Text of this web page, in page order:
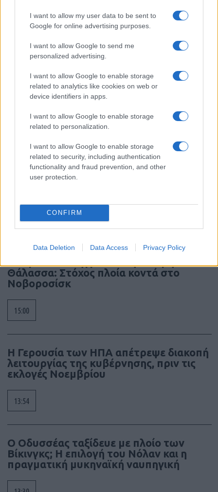
I want to allow my user data to be sent to
Google for online advertising purposes.
I want to allow Google to send me
personalized advertising.
I want to allow Google to enable storage
related to analytics like cookies on web or
device identifiers in apps.
I want to allow Google to enable storage
related to personalization.
I want to allow Google to enable storage
related to security, including authentication
functionality and fraud prevention, and other
user protection.
CONFIRM
Data Deletion Data Access Privacy Policy
Ροή Ειδήσεων
ΗΠΑ: Νέες κυρώσεις στην Κούβα για
εισαγωγές όπλων και στρατιωτική
15:20
Θάλασσα: Στόχος πλοία κοντά στο
Νοβοροσίσκ
15:00
Η Γερουσία των ΗΠΑ απέτρεψε διακοπή
λειτουργίας της κυβέρνησης, πριν τις
εκλογές Νοεμβρίου
13:54
Ο Οδυσσέας ταξίδευε με πλοίο των
Βίκινγκς; Η επιλογή του Νόλαν και η
πραγματική μυκηναϊκή ναυπηγική
Reply